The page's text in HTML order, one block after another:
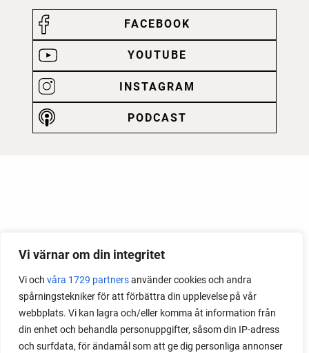
Vi värnar om din integritet
Vi och våra 1729 partnersanvänder cookies och andra
spårningstekniker för att förbättra din upplevelse på vår
webbplats. Vi kan lagra och/eller komma åt information från
din enhet och behandla personuppgifter, såsom din IP-adress
och surfdata, för ändamål som att ge dig personliga annonser
FACEBOOK
YOUTUBE
INSTAGRAM
PODCAST